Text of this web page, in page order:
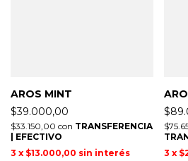
AROS MINT
$39.000,00
$33.150,00 con TRANSFERENCIA
| EFECTIVO
3 x $13.000,00 sin interés
3 x